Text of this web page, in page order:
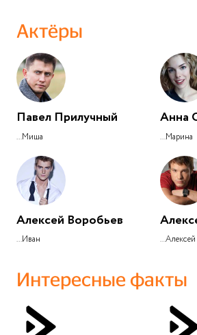
Актёры
Павел Прилучный
...Миша
Анна
...Марина
Алексей Воробьев
...Иван ...Алексей
Интересные факты